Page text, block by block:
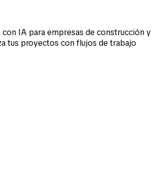
IA para empresas de construcción y
tus proyectos con flujos de trabajo